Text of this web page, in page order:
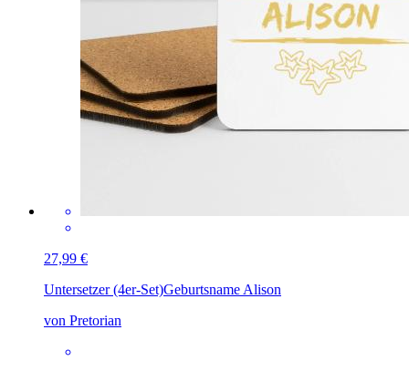
27,99 €
Untersetzer (4er-Set)Geburtsname Alison
von Pretorian